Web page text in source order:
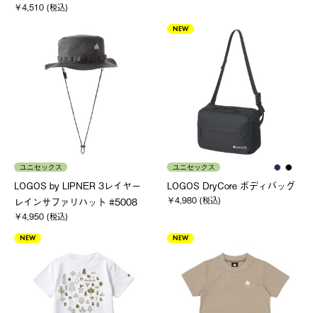
￥4,510 (税込)
ユニセックス
LOGOS by LIPNER 3レイヤー
レインサファリハット #5008
￥4,950 (税込)
NEW
ユニセックス
LOGOS DryCore ボディバッグ
￥4,980 (税込)
NEW NEW